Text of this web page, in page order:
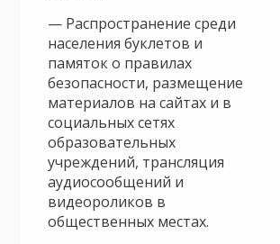
— Распространение среди
населения буклетов и
памяток о правилах
безопасности, размещение
материалов на сайтах и в
социальных сетях
образовательных
учреждений, трансляция
аудиосообщений и
видеороликов в
общественных местах.